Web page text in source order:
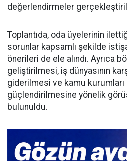
değerlendirmeler
Toplantıda, oda üyelerinin
sorunlar kapsamlı şekilde
önerileri de ele alındı. Ayrıca
geliştirilmesi, iş dünyasının
giderilmesi ve kamu kurumları
güçlendirilmesine yönelik
bulunuldu.